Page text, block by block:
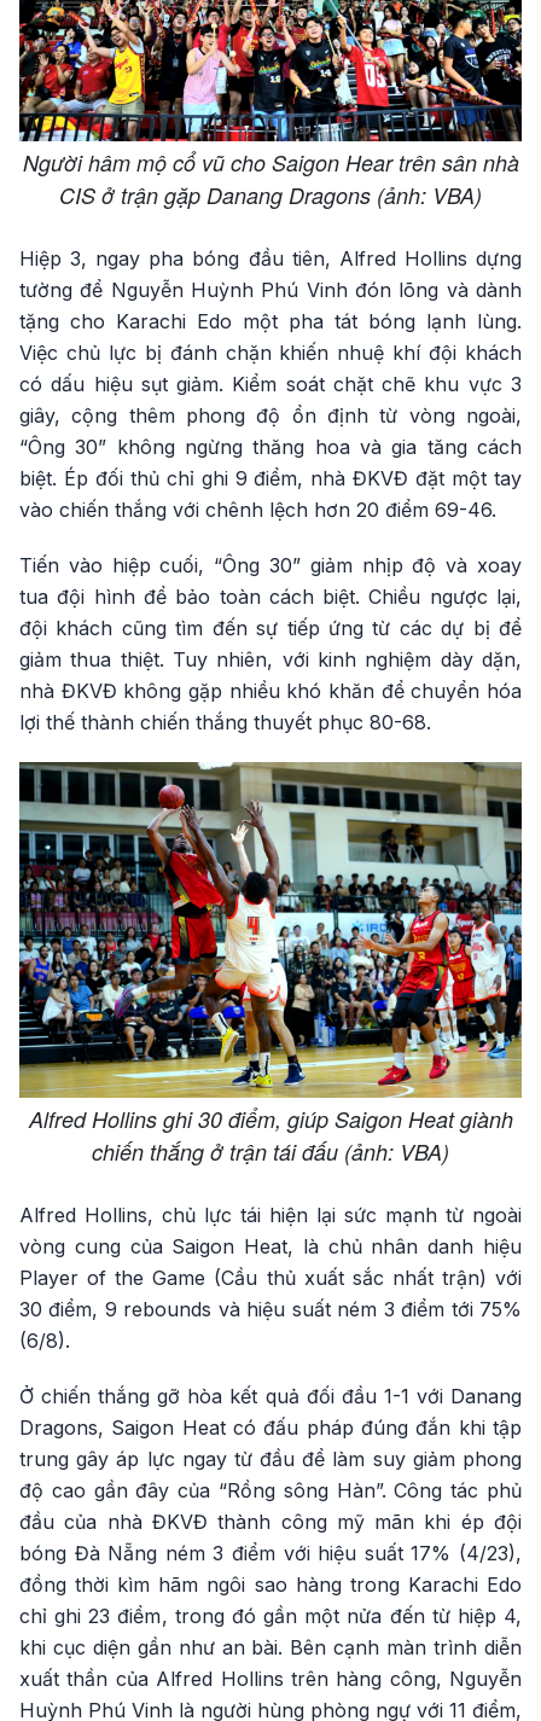
Người hâm mộ cổ vũ cho Saigon Hear trên sân nhà
CIS ở trận gặp Danang Dragons (ảnh: VBA)
Hiệp 3, ngay pha bóng đầu tiên, Alfred Hollins dựng
tường để Nguyễn Huỳnh Phú Vinh đón lõng và dành
tặng cho Karachi Edo một pha tát bóng lạnh lùng.
Việc chủ lực bị đánh chặn khiến nhuệ khí đội khách
có dấu hiệu sụt giảm. Kiểm soát chặt chẽ khu vực 3
giây, cộng thêm phong độ ổn định từ vòng ngoài,
“Ông 30” không ngừng thăng hoa và gia tăng cách
biệt. Ép đối thủ chỉ ghi 9 điểm, nhà ĐKVĐ đặt một tay
vào chiến thắng với chênh lệch hơn 20 điểm 69-46.
Tiến vào hiệp cuối, “Ông 30” giảm nhịp độ và xoay
tua đội hình để bảo toàn cách biệt. Chiều ngược lại,
đội khách cũng tìm đến sự tiếp ứng từ các dự bị để
giảm thua thiệt. Tuy nhiên, với kinh nghiệm dày dặn,
nhà ĐKVĐ không gặp nhiều khó khăn để chuyển hóa
lợi thế thành chiến thắng thuyết phục 80-68.
Alfred Hollins ghi 30 điểm, giúp Saigon Heat giành
chiến thắng ở trận tái đấu (ảnh: VBA)
Alfred Hollins, chủ lực tái hiện lại sức mạnh từ ngoài
vòng cung của Saigon Heat, là chủ nhân danh hiệu
Player of the Game (Cầu thủ xuất sắc nhất trận) với
30 điểm, 9 rebounds và hiệu suất ném 3 điểm tới 75%
(6/8).
Ở chiến thắng gỡ hòa kết quả đối đầu 1-1 với Danang
Dragons, Saigon Heat có đấu pháp đúng đắn khi tập
trung gây áp lực ngay từ đầu để làm suy giảm phong
độ cao gần đây của “Rồng sông Hàn”. Công tác phủ
đầu của nhà ĐKVĐ thành công mỹ mãn khi ép đội
bóng Đà Nẵng ném 3 điểm với hiệu suất 17% (4/23),
đồng thời kìm hãm ngôi sao hàng trong Karachi Edo
chỉ ghi 23 điểm, trong đó gần một nửa đến từ hiệp 4,
khi cục diện gần như an bài. Bên cạnh màn trình diễn
xuất thần của Alfred Hollins trên hàng công, Nguyễn
Huỳnh Phú Vinh là người hùng phòng ngự với 11 điểm,